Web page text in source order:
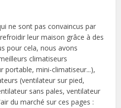
ne sont pas convaincus par
leur maison grâce à des
pour cela, nous avons
climatiseurs
portable, mini-climatiseur...),
(ventilateur sur pied,
sans pales, ventilateur
du marché sur ces pages :